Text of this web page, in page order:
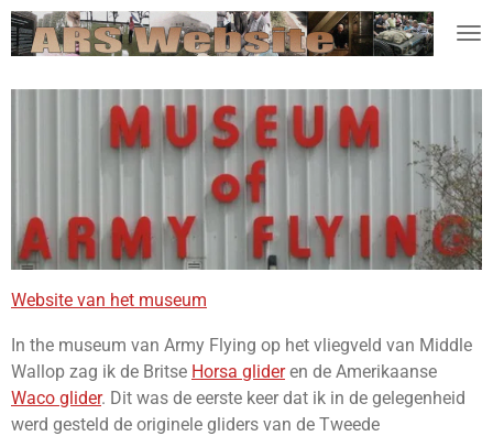
Ga
direct
hoofdinhoud
Website van het museum
In the museum van Army Flying op het vliegveld van Middle
Wallop zag ik de Britse Horsa glideren de Amerikaanse
Waco glider. Dit was de eerste keer dat ik in de gelegenheid
werd gesteld de originele gliders van de Tweede